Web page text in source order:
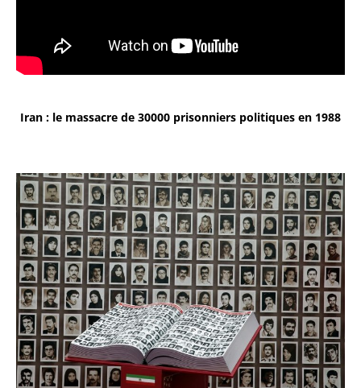
Iran : le massacre de 30000 prisonniers politiques en 1988